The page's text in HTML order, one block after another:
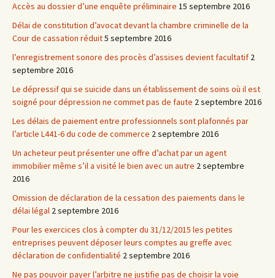
Accès au dossier d’une enquête préliminaire 15 septembre 2016
Délai de constitution d’avocat devant la chambre criminelle de la
Cour de cassation réduit5 septembre 2016
l’enregistrement sonore des procès d’assises devient facultatif 2
septembre 2016
Le dépressif qui se suicide dans un établissement de soins où il est
soigné pour dépression ne commet pas de faute 2 septembre 2016
Les délais de paiement entre professionnels sont plafonnés par
l’article L441-6 du code de commerce 2 septembre 2016
Un acheteur peut présenter une offre d’achat par un agent
immobilier même s’il a visité le bien avec un autre 2 septembre
2016
Omission de déclaration de la cessation des paiements dans le
délai légal 2 septembre 2016
Pour les exercices clos à compter du 31/12/2015 les petites
entreprises peuvent déposer leurs comptes au greffe avec
déclaration de confidentialité 2 septembre 2016
Ne pas pouvoir payer l’arbitre ne justifie pas de choisir la voie